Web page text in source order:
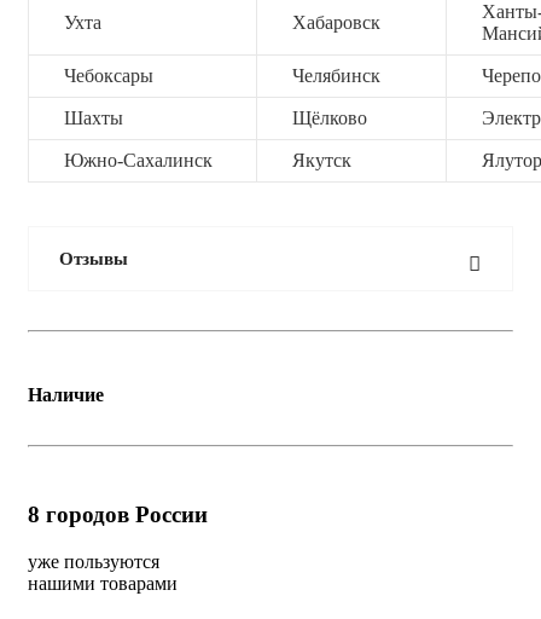
Ухта Хабаровск
Чебоксары Челябинск
Шахты Щёлково
Южно-Сахалинск Якутск
Отзывы
Наличие
8 городов России
уже пользуются
нашими товарами